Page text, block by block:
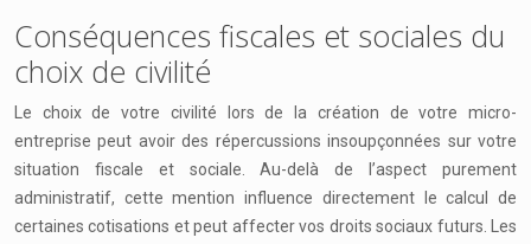
Conséquences fiscales et sociales du
choix de civilité
Le choix de votre civilité lors de la création de votre micro-
entreprise peut avoir des répercussions insoupçonnées sur votre
situation fiscale et sociale. Au-delà de l’aspect purement
administratif, cette mention influence directement le calcul de
certaines cotisations et peut affecter vos droits sociaux futurs. Les